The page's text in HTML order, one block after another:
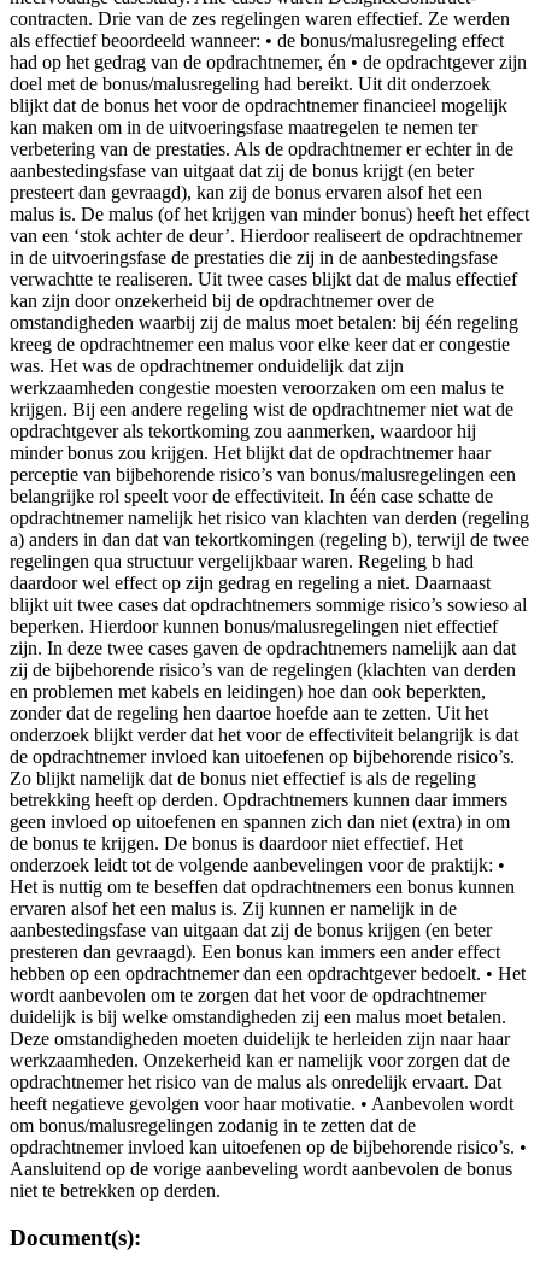
contracten. Drie van de zes regelingen waren effectief. Ze werden
als effectief beoordeeld wanneer: • de bonus/malusregeling effect
had op het gedrag van de opdrachtnemer, én • de opdrachtgever zijn
doel met de bonus/malusregeling had bereikt. Uit dit onderzoek
blijkt dat de bonus het voor de opdrachtnemer financieel mogelijk
kan maken om in de uitvoeringsfase maatregelen te nemen ter
verbetering van de prestaties. Als de opdrachtnemer er echter in de
aanbestedingsfase van uitgaat dat zij de bonus krijgt (en beter
presteert dan gevraagd), kan zij de bonus ervaren alsof het een
malus is. De malus (of het krijgen van minder bonus) heeft het effect
van een ‘stok achter de deur’. Hierdoor realiseert de opdrachtnemer
in de uitvoeringsfase de prestaties die zij in de aanbestedingsfase
verwachtte te realiseren. Uit twee cases blijkt dat de malus effectief
kan zijn door onzekerheid bij de opdrachtnemer over de
omstandigheden waarbij zij de malus moet betalen: bij één regeling
kreeg de opdrachtnemer een malus voor elke keer dat er congestie
was. Het was de opdrachtnemer onduidelijk dat zijn
werkzaamheden congestie moesten veroorzaken om een malus te
krijgen. Bij een andere regeling wist de opdrachtnemer niet wat de
opdrachtgever als tekortkoming zou aanmerken, waardoor hij
minder bonus zou krijgen. Het blijkt dat de opdrachtnemer haar
perceptie van bijbehorende risico’s van bonus/malusregelingen een
belangrijke rol speelt voor de effectiviteit. In één case schatte de
opdrachtnemer namelijk het risico van klachten van derden (regeling
a) anders in dan dat van tekortkomingen (regeling b), terwijl de twee
regelingen qua structuur vergelijkbaar waren. Regeling b had
daardoor wel effect op zijn gedrag en regeling a niet. Daarnaast
blijkt uit twee cases dat opdrachtnemers sommige risico’s sowieso al
beperken. Hierdoor kunnen bonus/malusregelingen niet effectief
zijn. In deze twee cases gaven de opdrachtnemers namelijk aan dat
zij de bijbehorende risico’s van de regelingen (klachten van derden
en problemen met kabels en leidingen) hoe dan ook beperkten,
zonder dat de regeling hen daartoe hoefde aan te zetten. Uit het
onderzoek blijkt verder dat het voor de effectiviteit belangrijk is dat
de opdrachtnemer invloed kan uitoefenen op bijbehorende risico’s.
Zo blijkt namelijk dat de bonus niet effectief is als de regeling
betrekking heeft op derden. Opdrachtnemers kunnen daar immers
geen invloed op uitoefenen en spannen zich dan niet (extra) in om
de bonus te krijgen. De bonus is daardoor niet effectief. Het
onderzoek leidt tot de volgende aanbevelingen voor de praktijk: •
Het is nuttig om te beseffen dat opdrachtnemers een bonus kunnen
ervaren alsof het een malus is. Zij kunnen er namelijk in de
aanbestedingsfase van uitgaan dat zij de bonus krijgen (en beter
presteren dan gevraagd). Een bonus kan immers een ander effect
hebben op een opdrachtnemer dan een opdrachtgever bedoelt. • Het
wordt aanbevolen om te zorgen dat het voor de opdrachtnemer
duidelijk is bij welke omstandigheden zij een malus moet betalen.
Deze omstandigheden moeten duidelijk te herleiden zijn naar haar
werkzaamheden. Onzekerheid kan er namelijk voor zorgen dat de
opdrachtnemer het risico van de malus als onredelijk ervaart. Dat
heeft negatieve gevolgen voor haar motivatie. • Aanbevolen wordt
om bonus/malusregelingen zodanig in te zetten dat de
opdrachtnemer invloed kan uitoefenen op de bijbehorende risico’s. •
Aansluitend op de vorige aanbeveling wordt aanbevolen de bonus
niet te betrekken op derden.
Document(s):